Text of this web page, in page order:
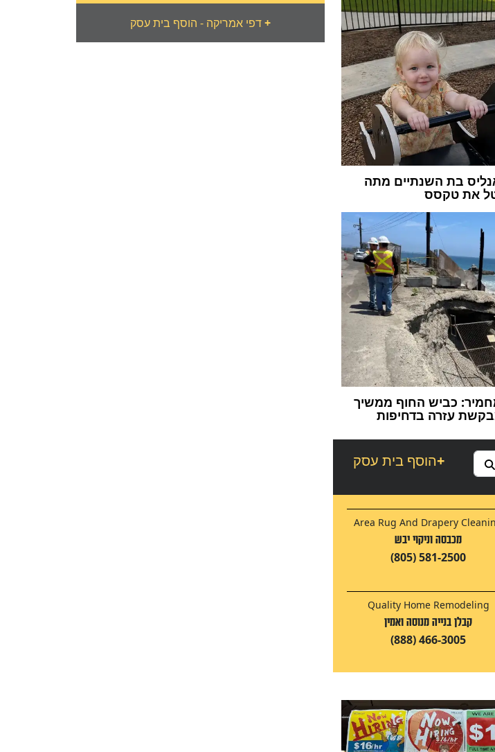
דפי אמריקה - הוסף בית עסק+
בת השנתיים מתה
את טקסס
כביש החוף ממשיך
עזרה בדחיפות
הוסף בית עסק+
Area Rug And Drapery
מכבסה וניקוי יבש
(805) 581-2500
Quality Home Remodeling
קבלן בנייה מנוסה ואמין
(888) 466-3005